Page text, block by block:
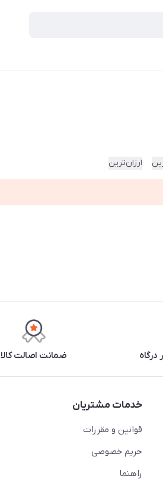
ارزان‌ترین
درگاه ضمانت اصالت کالا
خدمات مشتریان
قوانین و مقررات
حریم خصوصی
راهنما